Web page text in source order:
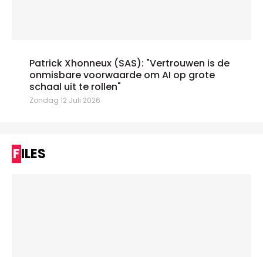
Patrick Xhonneux (SAS): "Vertrouwen is de
onmisbare voorwaarde om AI op grote
schaal uit te rollen"
Zondag 12 Juli 2026
FILES